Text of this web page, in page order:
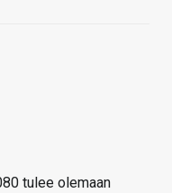
tulee olemaan